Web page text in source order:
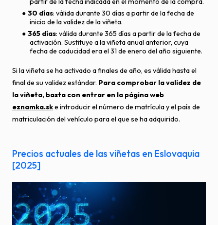
30 días: válida durante 30 días a partir de la fecha de
inicio de la validez de la viñeta.
365 días: válida durante 365 días a partir de la fecha de
activación. Sustituye a la viñeta anual anterior, cuya
fecha de caducidad era el 31 de enero del año siguiente.
Si la viñeta se ha activado a finales de año, es válida hasta el
final de su validez estándar. Para comprobar la validez de
la viñeta, basta con entrar en la página web
eznamka.ske introducir el número de matrícula y el país de
matriculación del vehículo para el que se ha adquirido.
Precios actuales de las viñetas en Eslovaquia
[2025]